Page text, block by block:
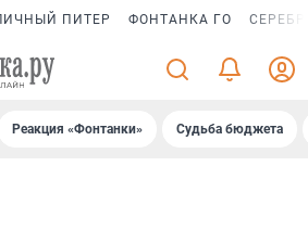
ПИТЕР ФОНТАНКА ГО
Реакция «Фонтанки» Судьба бюджета